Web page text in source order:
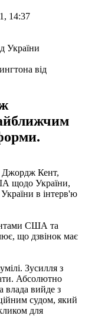
14:37
від
Джордж Кент,
щодо України,
в інтерв'ю
США та
що дзвінок має
Зусилля з
Абсолютно
влада вийде з
судом, який
для